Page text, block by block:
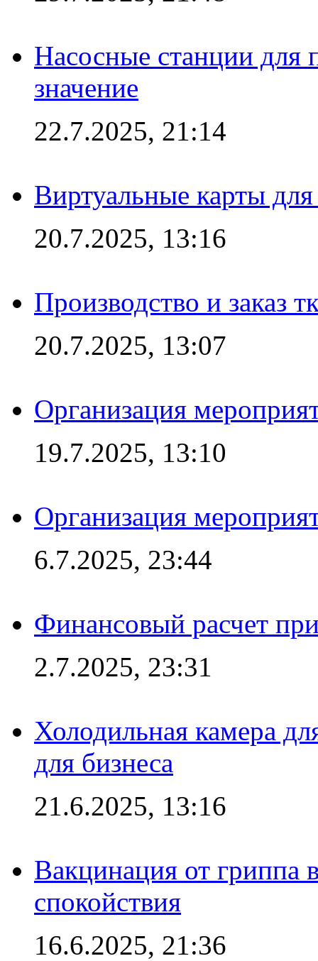
Насосные станции для
значение
22.7.2025, 21:14
Виртуальные карты
20.7.2025, 13:16
Производство и заказ
20.7.2025, 13:07
Организация
19.7.2025, 13:10
Организация
6.7.2025, 23:44
Финансовый расчет
2.7.2025, 23:31
Холодильная камера
для бизнеса
21.6.2025, 13:16
Вакцинация от гриппа
спокойствия
16.6.2025, 21:36